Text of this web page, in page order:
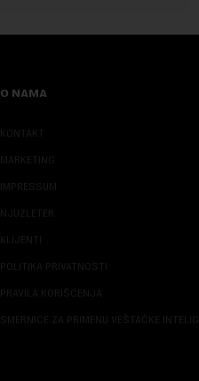
O NAMA
KONTAKT
MARKETING
IMPRESSUM
NJUZLETER
KLIJENTI
POLITIKA PRIVATNOSTI
PRAVILA KORIŠĆENJA
SMERNICE ZA PRIMENU VEŠTAČKE